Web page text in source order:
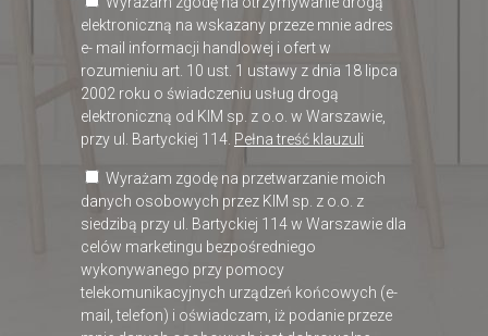
elektroniczną na wskazany przeze mnie adres
e- mail informacji handlowej i ofert w
rozumieniu art. 10 ust. 1 ustawy z dnia 18 lipca
2002 roku o świadczeniu usług drogą
elektroniczną od KIM sp. z o.o. w Warszawie,
przy ul. Bartyckiej 114. Pełna treść klauzuli
Wyrażam zgodę na przetwarzanie moich
danych osobowych przez KIM sp. z o.o. z
siedzibą przy ul. Bartyckiej 114 w Warszawie dla
celów marketingu bezpośredniego
wykonywanego przy pomocy
telekomunikacyjnych urządzeń końcowych (e-
mail, telefon) i oświadczam, iż podanie przeze